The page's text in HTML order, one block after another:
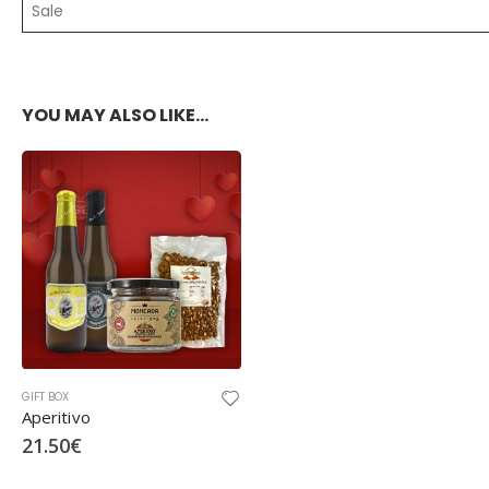
Sale
YOU MAY ALSO LIKE…
GIFT BOX
Aperitivo
21.50€